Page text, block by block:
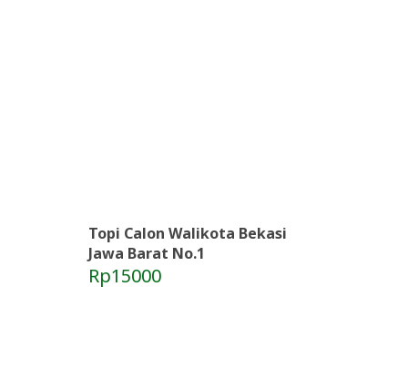
Topi Calon Walikota Bekasi
Jawa Barat No.1
Rp15000